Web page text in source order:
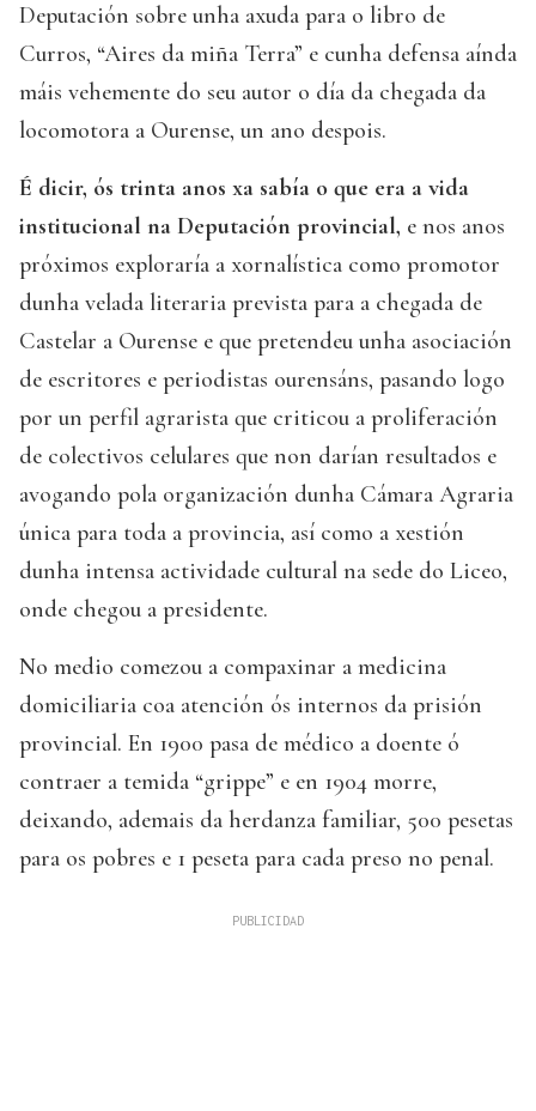
Deputación sobre unha axuda para o libro de
Curros, “Aires da miña Terra” e cunha defensa aínda
máis vehemente do seu autor o día da chegada da
locomotora a Ourense, un ano despois.
É dicir, ós trinta anos xa sabía o que era a vida
institucional na Deputación provincial, e nos anos
próximos exploraría a xornalística como promotor
dunha velada literaria prevista para a chegada de
Castelar a Ourense e que pretendeu unha asociación
de escritores e periodistas ourensáns, pasando logo
por un perfil agrarista que criticou a proliferación
de colectivos celulares que non darían resultados e
avogando pola organización dunha Cámara Agraria
única para toda a provincia, así como a xestión
dunha intensa actividade cultural na sede do Liceo,
onde chegou a presidente.
No medio comezou a compaxinar a medicina
domiciliaria coa atención ós internos da prisión
provincial. En 1900 pasa de médico a doente ó
contraer a temida “grippe” e en 1904 morre,
deixando, ademais da herdanza familiar, 500 pesetas
para os pobres e 1 peseta para cada preso no penal.